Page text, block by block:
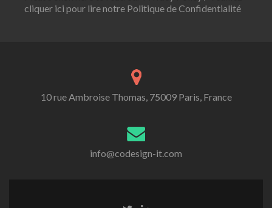
cliquer ici pour lire notre Politique de Confidentialité
10 rue Ambroise Thomas, 75009 Paris, France
info@codesign-it.com